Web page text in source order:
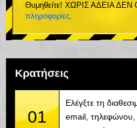
Θυμηθείτε! ΧΩΡΙΣ ΑΔΕΙΑ ΔΕΝ
πληροφορίες.
Κρατήσεις
01
Ελέγξτε τη
email, τηλεφώνου,